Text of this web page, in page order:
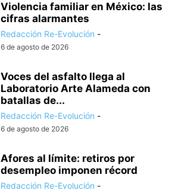
Violencia familiar en México: las
cifras alarmantes
Redacción Re-Evolución -
6 de agosto de 2026
Voces del asfalto llega al
Laboratorio Arte Alameda con
batallas de...
Redacción Re-Evolución -
6 de agosto de 2026
Afores al límite: retiros por
desempleo imponen récord
Redacción Re-Evolución -